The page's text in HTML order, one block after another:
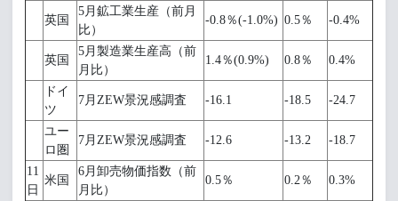
英国
5月鉱工業生産（前月
比）
-0.8％(-1.0%) 0.5％ -0.4%
英国
5月製造業生産高（前
月比）
1.4％(0.9%) 0.8％ 0.4%
ドイ
ツ
7月ZEW景況感調査 -16.1 -18.5 -24.7
ユー
ロ圏
7月ZEW景況感調査 -12.6 -13.2 -18.7
11
日
米国
6月卸売物価指数（前
月比）
0.5％ 0.2％ 0.3%